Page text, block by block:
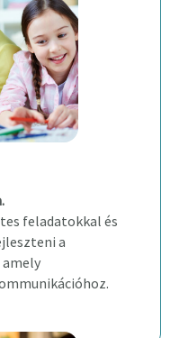
.
feladatokkal és
a